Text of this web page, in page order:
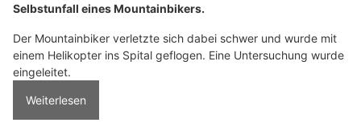
Selbstunfall eines Mountainbikers.
Der Mountainbiker verletzte sich dabei schwer und wurde mit
einem Helikopter ins Spital geflogen. Eine Untersuchung wurde
eingeleitet.
Weiterlesen